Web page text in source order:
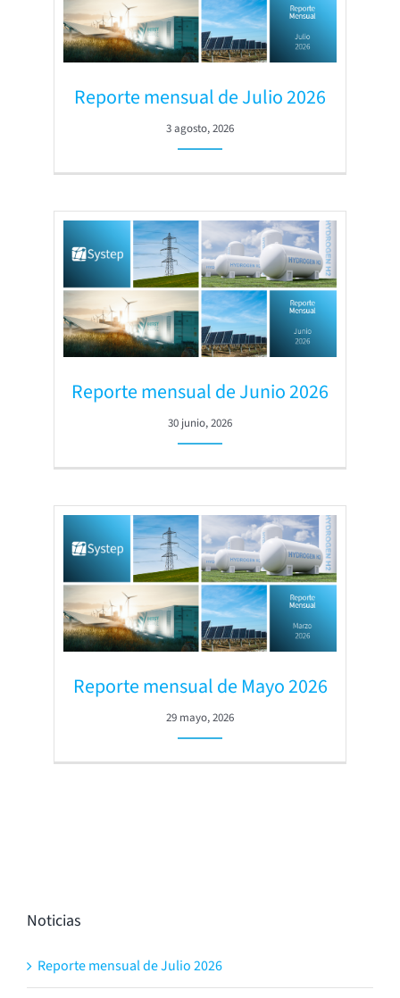
Reporte mensual de Julio 2026
3 agosto, 2026
Reporte mensual de Junio 2026
30 junio, 2026
Reporte mensual de Mayo 2026
29 mayo, 2026
Noticias
Reporte mensual de Julio 2026